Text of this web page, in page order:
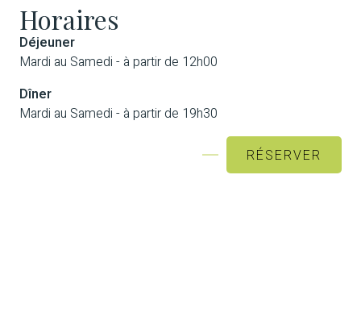
Horaires
Déjeuner
Mardi au Samedi - à partir de 12h00
Dîner
Mardi au Samedi - à partir de 19h30
RÉSERVER